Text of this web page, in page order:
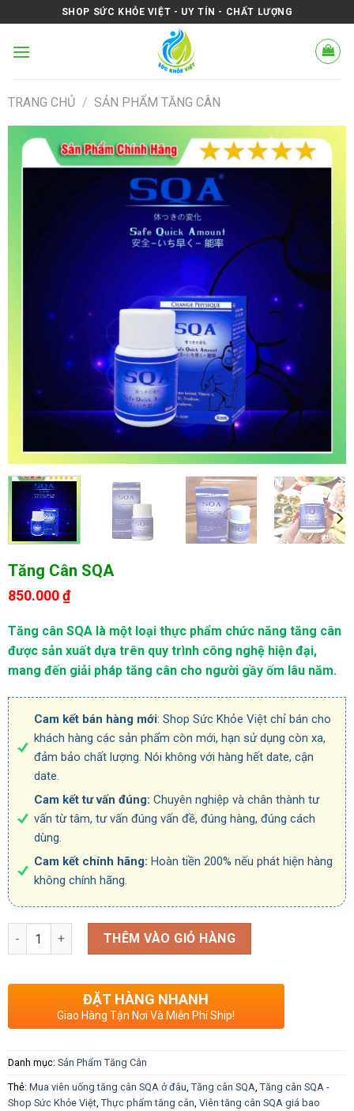
to
content
SHOP SỨC KHỎE VIỆT - UY TÍN - CHẤT LƯỢNG
TRANG CHỦ / SẢN PHẨM TĂNG CÂN
Tăng Cân SQA
850.000₫
Tăng cân SQA là một loại thực phẩm chức năng tăng cân
được sản xuất dựa trên quy trình công nghệ hiện đại,
mang đến giải pháp tăng cân cho người gầy ốm lâu năm.
Cam kết bán hàng mới: Shop Sức Khỏe Việt chỉ bán cho
khách hàng các sản phẩm còn mới, hạn sử dụng còn xa,
đảm bảo chất lượng. Nói không với hàng hết date, cận
date.
Cam kết tư vấn đúng: Chuyên nghiệp và chân thành tư
vấn từ tâm, tư vấn đúng vấn đề, đúng hàng, đúng cách
dùng.
Cam kết chính hãng: Hoàn tiền 200% nếu phát hiện hàng
không chính hãng.
Số lượng THÊM VÀO GIỎ HÀNG
ĐẶT HÀNG NHANH
Giao Hàng Tận Nơi Và Miễn Phí Ship!
Danh mục: Sản Phẩm Tăng Cân
Thẻ: Mua viên uống tăng cân SQA ở đâu Tăng cân SQA Tăng cân SQA -
Shop Sức Khỏe Việt, Thực phẩm tăng cân Viên tăng cân SQA giá bao